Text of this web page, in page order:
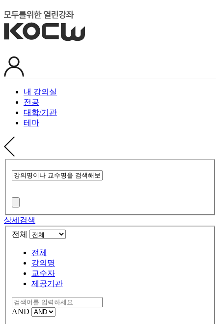
내 강의실
전공
대학/기관
테마
상세검색
전체
전체
강의명
교수자
제공기관
AND